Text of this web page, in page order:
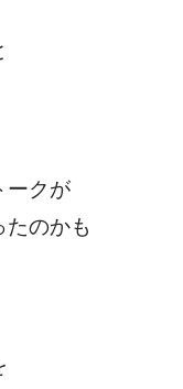
ークが
たのかも